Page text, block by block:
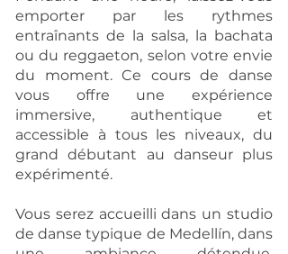
emporter par les rythmes
entraînants de la salsa, la bachata
ou du reggaeton, selon votre envie
du moment. Ce cours de danse
vous offre une expérience
immersive, authentique et
accessible à tous les niveaux, du
grand débutant au danseur plus
expérimenté.
Vous serez accueilli dans un studio
de danse typique de Medellín, dans